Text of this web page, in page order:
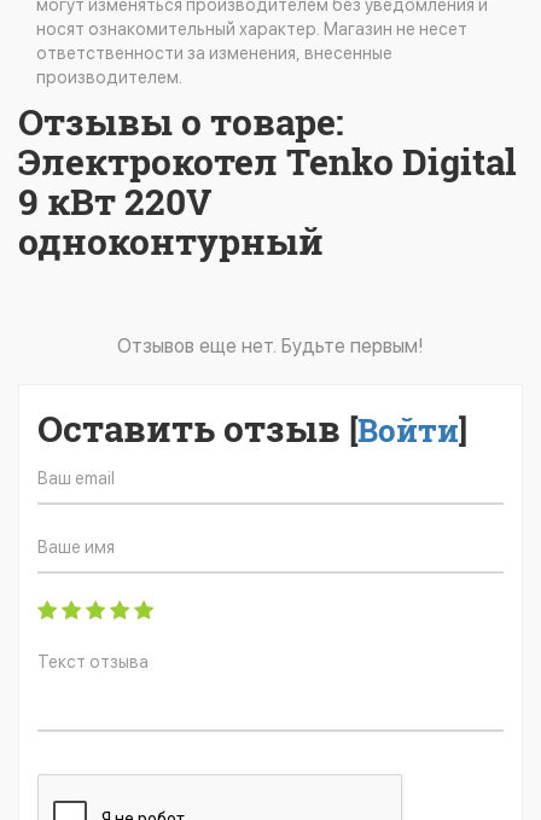
могут изменяться производителем без уведомления и
носят ознакомительный характер. Магазин не несет
ответственности за изменения, внесенные
производителем.
Отзывы о товаре:
Электрокотел Tenko Digital
9 кВт 220V
одноконтурный
Отзывов еще нет. Будьте первым!
Оставить отзыв [Войти]